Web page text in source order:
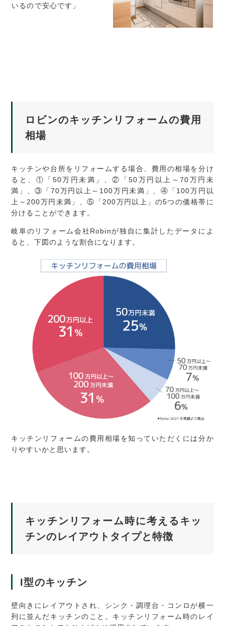
いるので安心です」
ロビンのキッチンリフォームの費用
相場
キッチンや台所をリフォームする場合、費用の相場を分け
ると、①「50万円未満」、②「50万円以上～70万円未
満」、③「70万円以上～100万円未満」、④「100万円以
上～200万円未満」、⑤「200万円以上」の5つの価格帯に
分けることができます。
岐阜のリフォーム会社Robinが独自に集計したデータによ
ると、下図のような割合になります。
キッチンリフォームの費用相場を知っていただくには分か
りやすいかと思います。
キッチンリフォーム時に考えるキッ
チンのレイアウトタイプと特徴
I型のキッチン
壁向きにレイアウトされ、シンク・調理台・コンロが横一
列に並んだキッチンのこと。キッチンリフォーム時のレイ